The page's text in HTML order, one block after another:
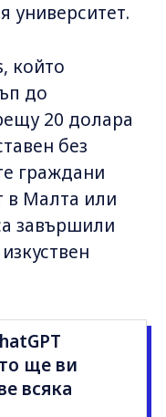
университет.
който
до
20 долара
без
граждани
в Малта или
завършили
ще ви
всяка